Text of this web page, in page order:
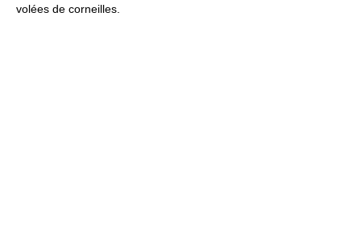
volées de corneilles.